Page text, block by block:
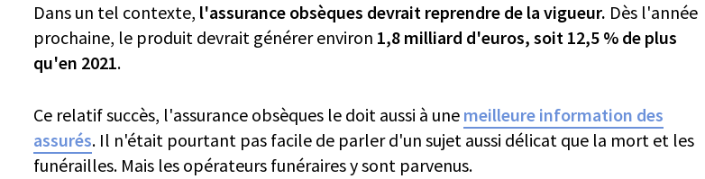
Dans un tel contexte, l'assurance obsèques devrait reprendre de la vigueur. Dès l'année
prochaine, le produit devrait générer environ 1,8 milliard d'euros, soit 12,5 % de plus
qu'en 2021.
Ce relatif succès, l'assurance obsèques le doit aussi à une meilleure information des
assurés. Il n'était pourtant pas facile de parler d'un sujet aussi délicat que la mort et les
funérailles. Mais les opérateurs funéraires y sont parvenus.